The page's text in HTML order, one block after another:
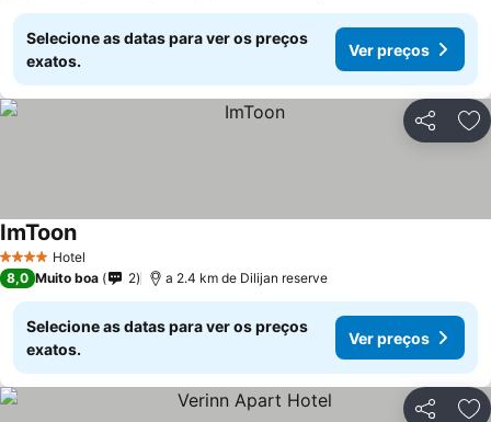
Selecione as datas para ver os preços
exatos.
Ver preços
Partilhar
4 EstrelasHotel
ImToonVer preços
8,0 Muito boa 2 a 2.4 km de Dilijan reserve
Selecione as datas para ver os preços
exatos.
Ver preços